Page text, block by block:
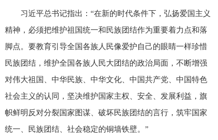
习近平总书记指出：“在新的时代条件下，弘扬爱国主义
精神，必须把维护祖国统一和民族团结作为重要着力点和落
脚点。要教育引导全国各族人民像爱护自己的眼睛一样珍惜
民族团结，维护全国各族人民大团结的政治局面，不断增强
对伟大祖国、中华民族、中华文化、中国共产党、中国特色
社会主义的认同，坚决维护国家主权、安全、发展利益，旗
帜鲜明反对分裂国家图谋、破坏民族团结的言行，筑牢国家
统一、民族团结、社会稳定的铜墙铁壁。”